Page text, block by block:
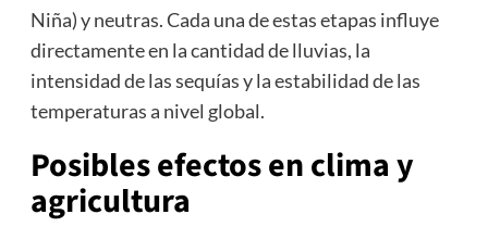
Niña) y neutras. Cada una de estas etapas influye
directamente en la cantidad de lluvias, la
intensidad de las sequías y la estabilidad de las
temperaturas a nivel global.
Posibles efectos en clima y
agricultura